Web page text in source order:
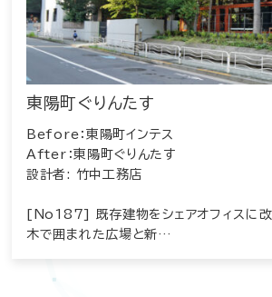
東陽町ぐりんたす
Before：東陽町インテス
After：東陽町ぐりんたす
設計者: 竹中工務店
[No187] 既存建物をシェアオフィスに改
木で囲まれた広場と新…